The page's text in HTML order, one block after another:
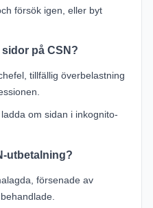
försök igen, eller byt
på CSN?
tillfällig överbelastning
om sidan i inkognito-
utbetalning?
försenade av